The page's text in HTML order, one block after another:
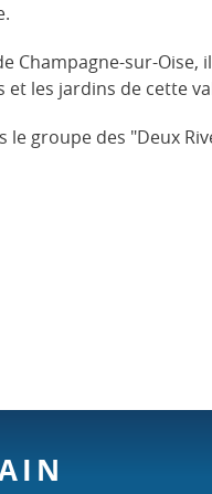
Champagne-sur-
et les jardins de cette
groupe des "Deux